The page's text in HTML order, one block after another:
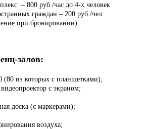
– 800 руб./час до 4-х человек
граждан – 200 руб./чел
при бронировании)
залов:
(80 из которых с планшетками);
с экраном;
доска (с маркерами);
воздуха;